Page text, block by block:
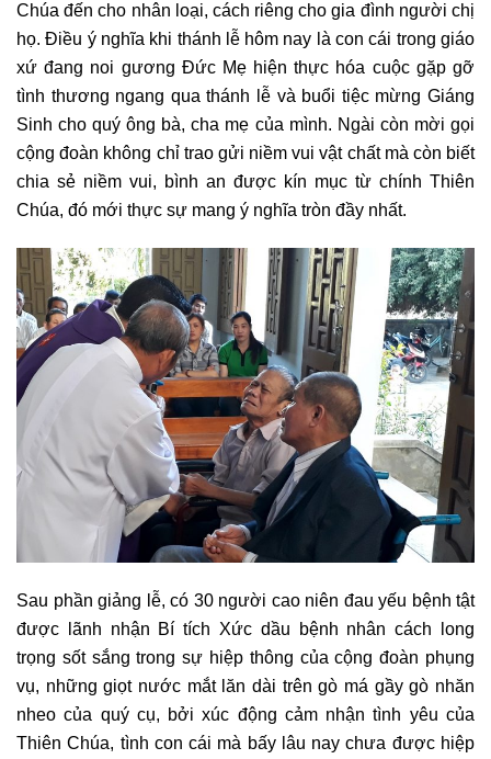
Chúa đến cho nhân loại, cách riêng cho gia đình người chị
họ. Điều ý nghĩa khi thánh lễ hôm nay là con cái trong giáo
xứ đang noi gương Đức Mẹ hiện thực hóa cuộc gặp gỡ
tình thương ngang qua thánh lễ và buổi tiệc mừng Giáng
Sinh cho quý ông bà, cha mẹ của mình. Ngài còn mời gọi
cộng đoàn không chỉ trao gửi niềm vui vật chất mà còn biết
chia sẻ niềm vui, bình an được kín mục từ chính Thiên
Chúa, đó mới thực sự mang ý nghĩa tròn đầy nhất.
Sau phần giảng lễ, có 30 người cao niên đau yếu bệnh tật
được lãnh nhận Bí tích Xức dầu bệnh nhân cách long
trọng sốt sắng trong sự hiệp thông của cộng đoàn phụng
vụ, những giọt nước mắt lăn dài trên gò má gầy gò nhăn
nheo của quý cụ, bởi xúc động cảm nhận tình yêu của
Thiên Chúa, tình con cái mà bấy lâu nay chưa được hiệp